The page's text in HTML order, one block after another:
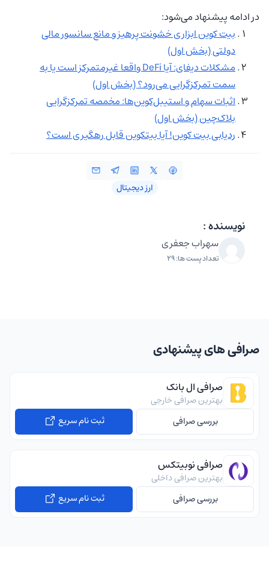
در ادامه پیشنهاد می‌شود:
بیت کوین ابزاری خشونت پرهیز و مانع سانسور مالی
دولتی (بخش اول)
مشکلات دیفای: آیا DeFi واقعا غیرمتمرکز است یا به
سمت تمرکزگرایی می‌رود؟ (بخش اول)
اثبات سهام و استیبل‌کوین‌ها: مخمصه تمرکزگرایی
بلاک‌چین (بخش اول)
ردیابی بیت کوین! آیا بیتکوین قابل رهگیری است؟
ارز دیجیتال
نویسنده :
سهراب جعفری
تعداد پست ها: 29
صرافی های پیشنهادی
صرافی ال بانک
بهترین صرافی خارجی
بررسی صرافی
ثبت نام سریع
صرافی نوبیتکس
بهترین صرافی داخلی
بررسی صرافی
ثبت نام سریع